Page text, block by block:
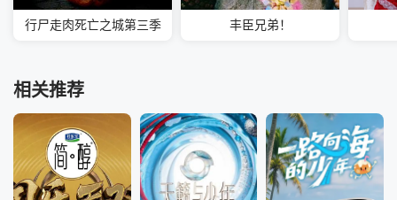
行尸走肉死亡之城第三季 丰臣兄弟！
相关推荐